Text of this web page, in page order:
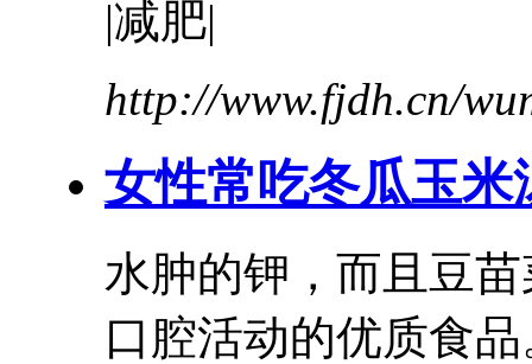
|减肥|
http://www.fjdh.cn/
女性常吃冬瓜玉米
水肿的钾，而且豆
口腔活动的优质